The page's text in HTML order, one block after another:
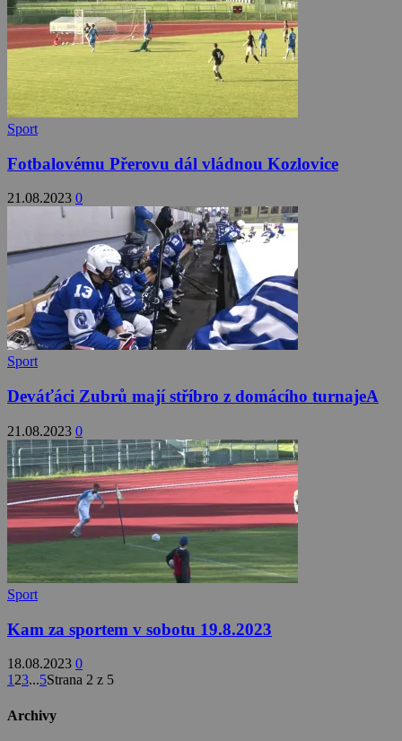
Sport
Fotbalovému Přerovu dál vládnou Kozlovice
21.08.2023 0
Sport
Deváťáci Zubrů mají stříbro z domácího turnajeA
21.08.2023 0
Sport
Kam za sportem v sobotu 19.8.2023
18.08.2023 0
1 23...5Strana 2 z 5
Archivy